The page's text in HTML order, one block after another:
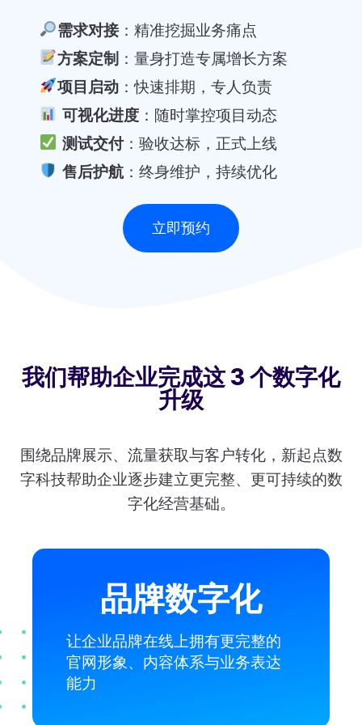
需求对接：精准挖掘业务痛点
方案定制：量身打造专属增长方案
项目启动：快速排期，专人负责
可视化进度：随时掌控项目动态
测试交付：验收达标，正式上线
售后护航：终身维护，持续优化
立即预约
我们帮助企业完成这 3 个数字化
升级
围绕品牌展示、流量获取与客户转化，新起点数
字科技帮助企业逐步建立更完整、更可持续的数
字化经营基础。
品牌数字化
让企业品牌在线上拥有更完整的
官网形象、内容体系与业务表达
能力